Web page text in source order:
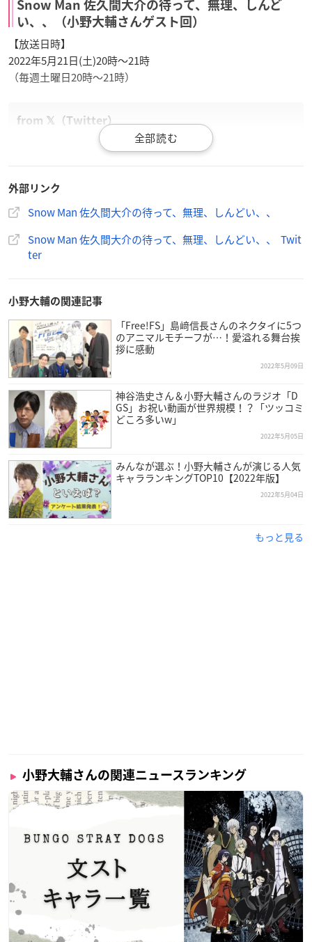
Snow Man 佐久間大介の待って、無理、しんど
い、、（小野大輔さんゲスト回）
【放送日時】
2022年5月21日(土)20時～21時
（毎週土曜日20時～21時）
お二人への質問、相談、話してほしいことなど
たくさんのメールをお待ちしております☺️
タイムフリーはこちら💁‍♂️https://t.co/62bLEQqEex #SnowM
an#佐久間大介
【公式】 (@matemuri_916)
外部リンク
Snow Man 佐久間大介の待って、無理、しんどい、、
Snow Man 佐久間大介の待って、無理、しんどい、、 Twit
ter
小野大輔の関連記事
「Free!FS」島﨑信長さんのネクタイに5つ
のアニマルモチーフが…！愛溢れる舞台挨
拶に感動
2022年5月09日
神谷浩史さん＆小野大輔さんのラジオ「D
GS」お祝い動画が世界規模！？「ツッコミ
どころ多いw」
2022年5月05日
みんなが選ぶ！小野大輔さんが演じる人気
キャラランキングTOP10【2022年版】
2022年5月04日
もっと見る
小野大輔さんの関連ニュースランキング